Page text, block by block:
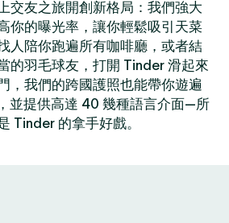
交友之旅開創新格局：我們強大
你的曝光率，讓你輕鬆吸引天菜
人陪你跑遍所有咖啡廳，或者結
的羽毛球友，打開 Tinder 滑起來
，我們的跨國護照也能帶你遊遍
並提供高達 40 幾種語言介面—所
Tinder 的拿手好戲。